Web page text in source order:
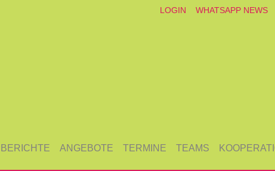
LOGIN WHATSAPP NEWS
BERICHTE ANGEBOTE TERMINE TEAMS